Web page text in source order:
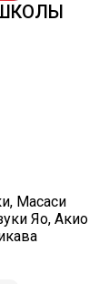
Масаси
Яо, Акио